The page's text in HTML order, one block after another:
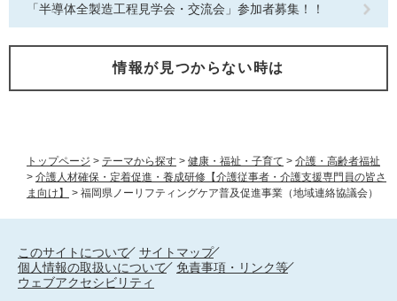
トップページ > テーマから探す > 健康・福祉・子育て > 介護・高齢者福祉
> 介護人材確保・定着促進・養成研修【介護従事者・介護支援専門員の皆さ
ま向け】
> 福岡県ノーリフティングケア普及促進事業（地域連絡協議会）
「半導体全製造工程見学会・交流会」参加者募集！！
情報が見つからない時は
このサイトについて
サイトマップ
個人情報の取扱いについて
免責事項・リンク等
ウェブアクセシビリティ